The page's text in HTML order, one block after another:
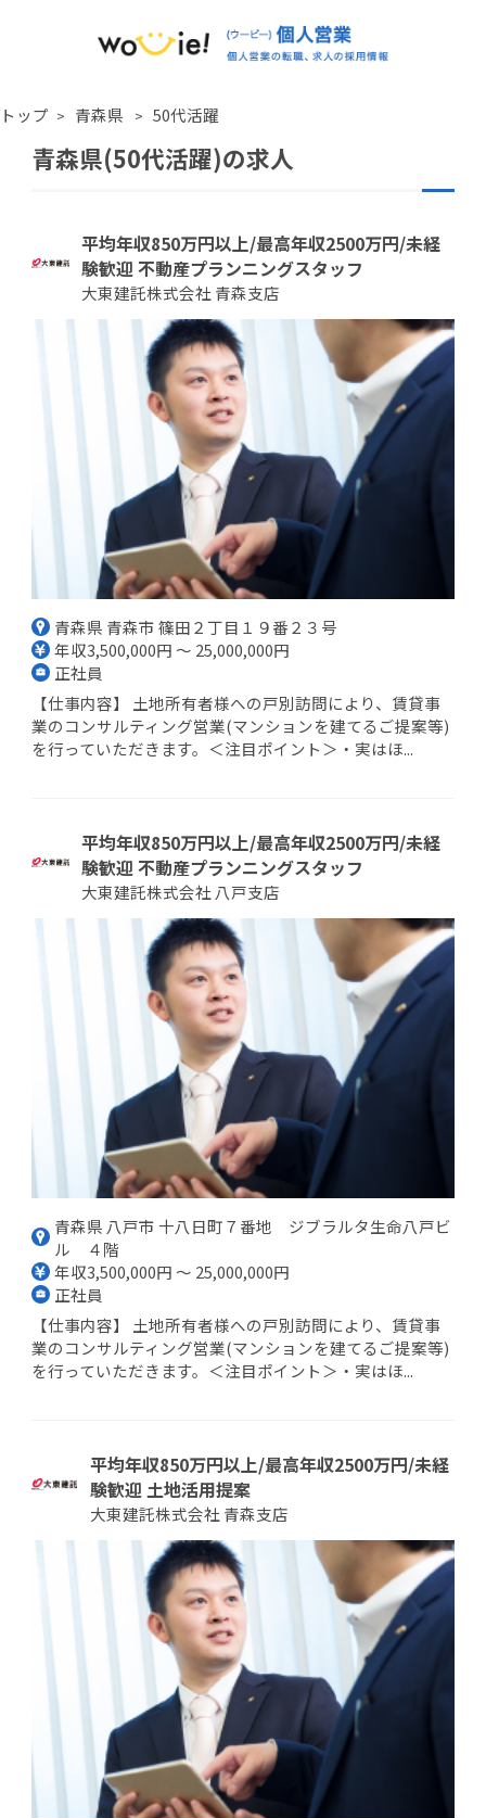
トップ 青森県 50代活躍
青森県(50代活躍)の求人
平均年収850万円以上/最高年収2500万円/未経
験歓迎 不動産プランニングスタッフ
大東建託株式会社 青森支店
青森県 青森市 篠田２丁目１９番２３号
年収3,500,000円 ～ 25,000,000円
正社員
【仕事内容】 土地所有者様への戸別訪問により、賃貸事
業のコンサルティング営業(マンションを建てるご提案等)
を行っていただきます。＜注目ポイント＞・実はほ...
平均年収850万円以上/最高年収2500万円/未経
験歓迎 不動産プランニングスタッフ
大東建託株式会社 八戸支店
青森県 八戸市 十八日町７番地 ジブラルタ生命八戸ビ
ル ４階
年収3,500,000円 ～ 25,000,000円
正社員
【仕事内容】 土地所有者様への戸別訪問により、賃貸事
業のコンサルティング営業(マンションを建てるご提案等)
を行っていただきます。＜注目ポイント＞・実はほ...
平均年収850万円以上/最高年収2500万円/未経
験歓迎 土地活用提案
大東建託株式会社 青森支店